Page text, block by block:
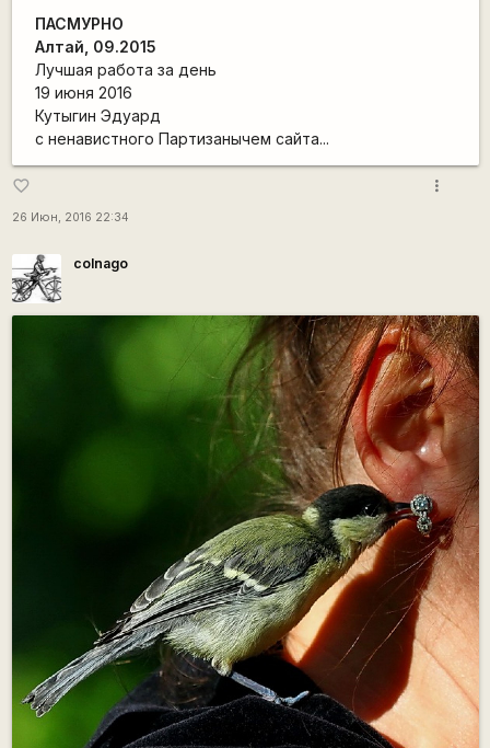
ПАСМУРНО
Алтай, 09.2015
Лучшая работа за день
19 июня 2016
Кутыгин Эдуард
с ненавистного Партизанычем сайта...
favorite_border
26 Июн, 2016 22:34
more_vert
colnago